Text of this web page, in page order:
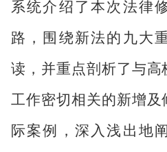
系统介绍了本次法律
路，围绕新法的九大
读，并重点剖析了与
工作密切相关的新增
际案例，深入浅出地